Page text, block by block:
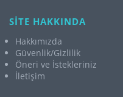
SİTE HAKKINDA
Hakkımızda
Güvenlik/Gizlilik
Öneri ve İstekleriniz
İletişim